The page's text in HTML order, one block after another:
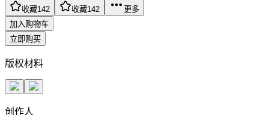
收藏142 收藏142
更多
加入购物车
立即购买
版权材料
创作人